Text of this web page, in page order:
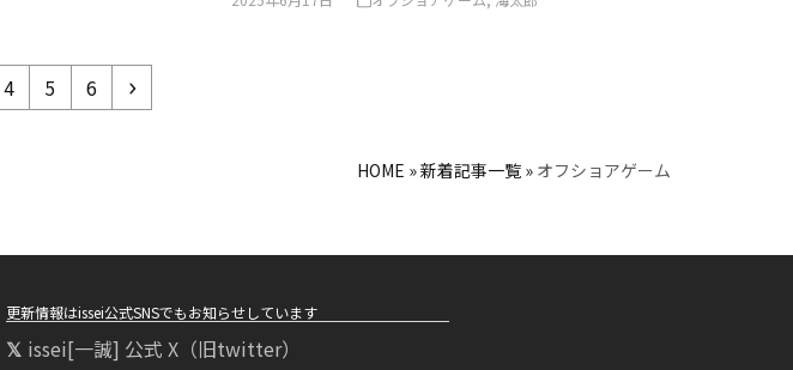
ペ
ー
4 ペ
ー
5 ペ
ー
6 次
へ
HOME »新着記事一覧 » オフショアゲーム
更新情報はissei公式SNSでもお知らせしています
issei[一誠] 公式 X（旧twitter）